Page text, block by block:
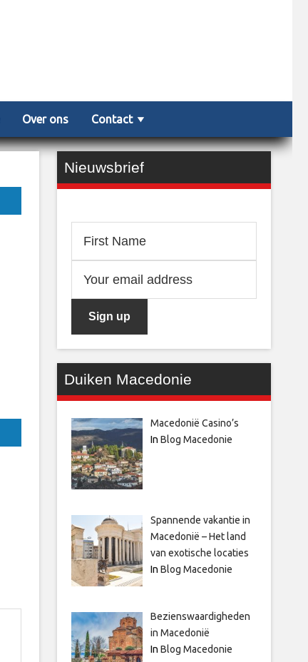
Over ons Contact
Nieuwsbrief
Duiken Macedonie
Macedonië Casino’s
In Blog Macedonie
Spannende vakantie in
Macedonië – Het land
van exotische locaties
In Blog Macedonie
Bezienswaardigheden
in Macedonië
In Blog Macedonie